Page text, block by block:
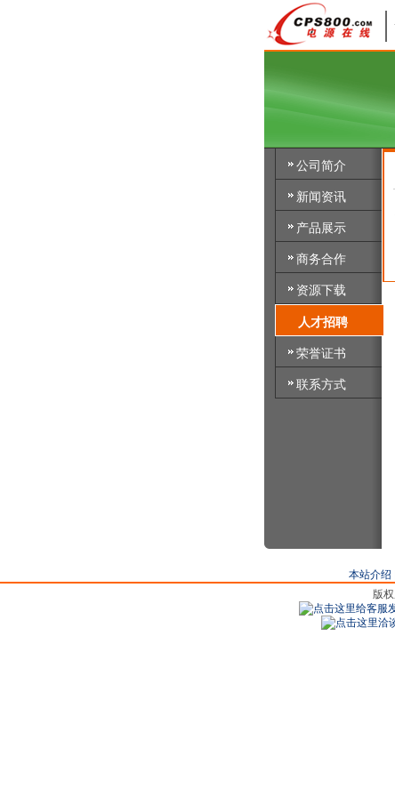
公司简介
新闻资讯
产品展示
商务合作
资源下载
人才招聘
荣誉证书
联系方式
本站介绍
版